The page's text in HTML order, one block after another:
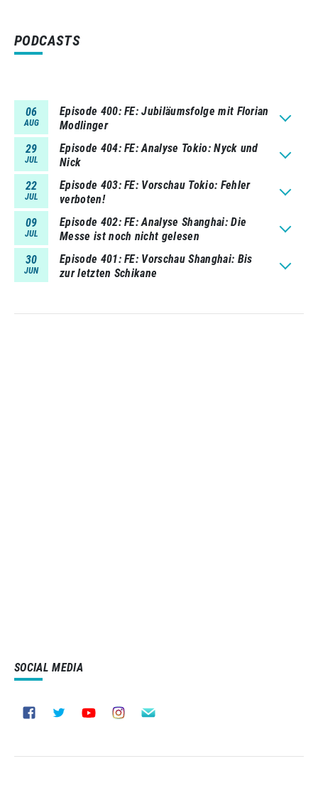
PODCASTS
06
AUG
Episode 400 FE: Jubiläumsfolge mit Florian
Modlinger
29
JUL
Episode 404 FE: Analyse Tokio: Nyck und
Nick
22
JUL
Episode 403 FE: Vorschau Tokio: Fehler
verboten!
09
JUL
Episode 402 FE: Analyse Shanghai: Die
Messe ist noch nicht gelesen
30
JUN
Episode 401 FE: Vorschau Shanghai: Bis
zur letzten Schikane
SOCIAL MEDIA